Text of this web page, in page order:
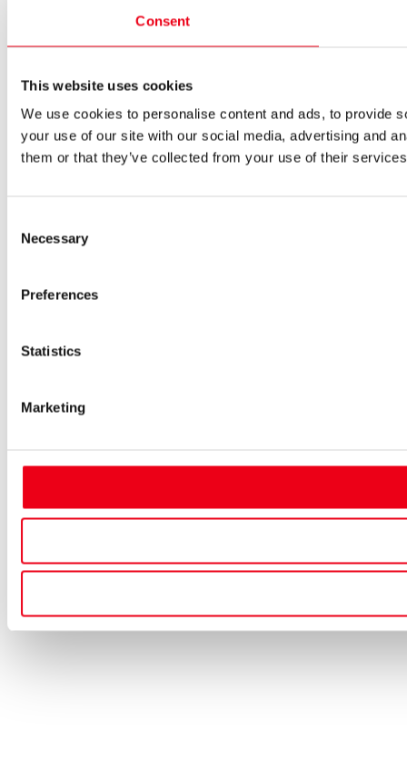
Consent
This website uses cookies
We use cookies to personalise content and ads, to provide
your use of our site with our social media, advertising and
them or that they’ve collected from your use of their
Selection
Necessary
Preferences
Statistics
Marketing